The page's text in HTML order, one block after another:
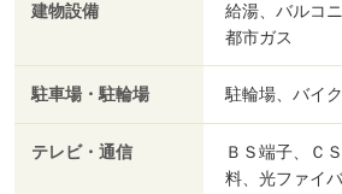
建物設備
給湯、バルコ
都市ガス
駐車場・駐輪場 駐輪場、バイ
テレビ・通信
ＢＳ端子、Ｃ
料、光ファイ